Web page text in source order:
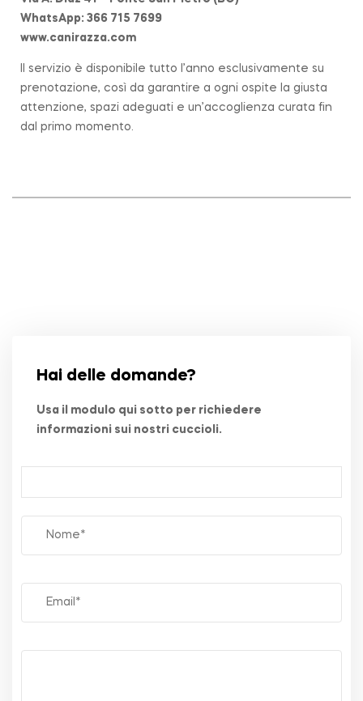
WhatsApp: 366 715 7699
www.canirazza.com
Il servizio è disponibile tutto l’anno esclusivamente su
prenotazione, così da garantire a ogni ospite la giusta
attenzione, spazi adeguati e un’accoglienza curata fin
dal primo momento.
Hai delle domande?
Usa il modulo qui sotto per richiedere
informazioni sui nostri cuccioli.